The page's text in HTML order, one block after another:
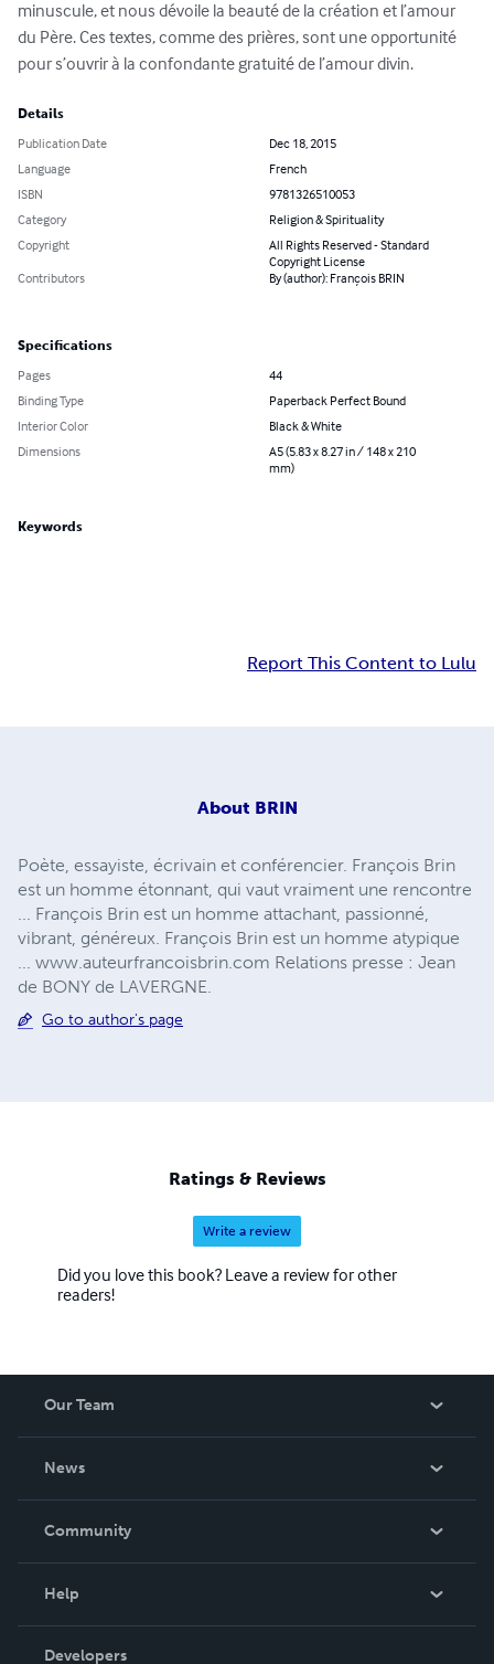
minuscule, et nous dévoile la beauté de la création et l’amour
du Père. Ces textes, comme des prières, sont une opportunité
pour s’ouvrir à la confondante gratuité de l’amour divin.
Details
Publication Date
Dec 18, 2015
Language
French
ISBN
9781326510053
Category
Religion & Spirituality
Copyright
All Rights Reserved - Standard
Copyright License
Contributors
By (author): François BRIN
Specifications
Pages
44
Binding Type
Paperback Perfect Bound
Interior Color
Black & White
Dimensions
A5 (5.83 x 8.27 in / 148 x 210
mm)
Keywords
Report This Content to Lulu
About BRIN
Poète, essayiste, écrivain et conférencier. François Brin
est un homme étonnant, qui vaut vraiment une rencontre
... François Brin est un homme attachant, passionné,
vibrant, généreux. François Brin est un homme atypique
... www.auteurfrancoisbrin.com Relations presse : Jean
de BONY de LAVERGNE.
Go to author's page
Ratings & Reviews
Write a review
Did you love this book? Leave a review for other
readers!
Our Team
News
In The News
Community
Podcast
Help
Order Lookup
Developers